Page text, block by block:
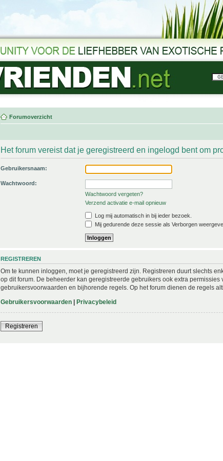
Forumoverzicht
Het forum vereist dat je geregistreerd en ingelogd bent om
Gebruikersnaam:
Wachtwoord:
Wachtwoord vergeten?
Verzend activatie e-mail opnieuw
Log mij automatisch in bij ieder bezoek.
Mij gedurende deze sessie als Verborgen
REGISTREREN
Om te kunnen inloggen, moet je geregistreerd zijn. Registreren duurt slechts
op dit forum. De beheerder kan geregistreerde gebruikers ook extra
gebruikersvoorwaarden en bijhorende regels. Op het forum dienen de regels
Gebruikersvoorwaarden | Privacybeleid
Registreren